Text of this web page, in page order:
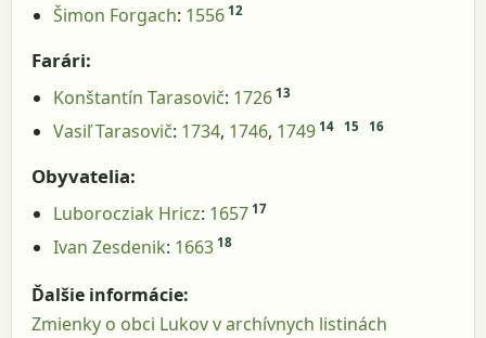
Šimon Forgach: 1556 12
Farári:
Konštantín Tarasovič: 1726 13
Vasiľ Tarasovič: 1734, 1746, 1749 14 15 16
Obyvatelia:
Luborocziak Hricz: 1657 17
Ivan Zesdenik: 1663 18
Ďalšie informácie:
Zmienky o obci Lukov v archívnych listinách